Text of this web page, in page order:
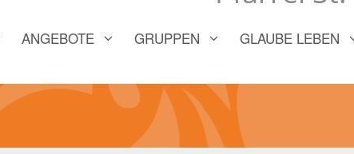
ANGEBOTE GRUPPEN GLAUBE LEBEN